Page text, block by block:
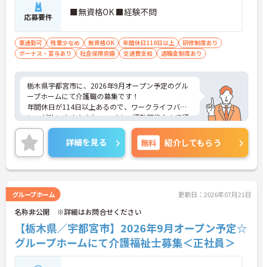
応募要件 ■無資格OK ■経験不問
車通勤可 残業少なめ 無資格OK 年間休日110日以上
研修制度あり
ボーナス・賞与あり
社会保険完備 交通費支給 退職金制度あり
栃木県宇都宮市に、2026年9月オープン予定のグル
ープホームにて介護職の募集です！
年間休日が114日以上あるので、ワークライフバラ
ンスが叶います☆また、マイカー通勤可能なので通
勤らくらくです◎
ご興味のある方には、面接対策ポイントなど、さら
に詳細をお話しいたしますのでお気軽にご相談くだ
さい！
詳細を見る 無料 紹介してもらう
グループホーム 更新日：2026年07月21日
名称非公開 ※詳細はお問合せください
【栃木県／宇都宮市】2026年9月オープン予定☆
グループホームにて介護福祉士募集＜正社員＞